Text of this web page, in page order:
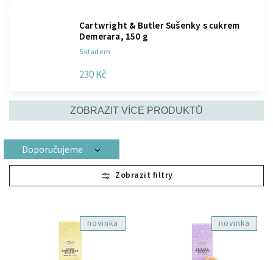
Cartwright & Butler Sušenky s cukrem
Demerara, 150 g
Skladem
230 Kč
ZOBRAZIT VÍCE PRODUKTŮ
Doporučujeme
Nejlevnější
Nejdražší
Abecedně
novinka novinka